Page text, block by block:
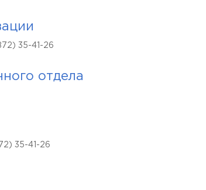
35-41-26
отдела
35-41-26